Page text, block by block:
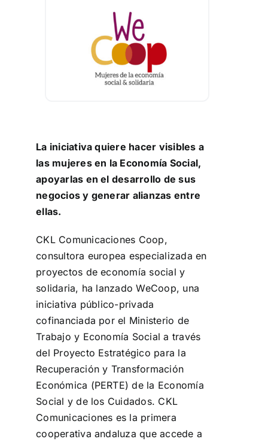
La iniciativa quiere hacer visibles a
las mujeres en la Economía Social,
apoyarlas en el desarrollo de sus
negocios y generar alianzas entre
ellas.
CKL Comunicaciones Coop,
consultora europea especializada en
proyectos de economía social y
solidaria, ha lanzado WeCoop, una
iniciativa público-privada
cofinanciada por el Ministerio de
Trabajo y Economía Social a través
del Proyecto Estratégico para la
Recuperación y Transformación
Económica (PERTE) de la Economía
Social y de los Cuidados. CKL
Comunicaciones es la primera
cooperativa andaluza que accede a